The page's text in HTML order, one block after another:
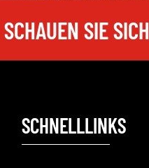
SCHAUEN SIE
SCHNELLLINKS